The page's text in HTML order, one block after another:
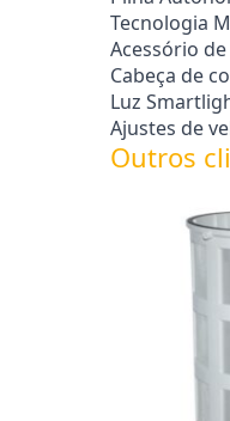
Tecnologia
Acessório
Cabeça de
Luz
Ajustes de
Outros